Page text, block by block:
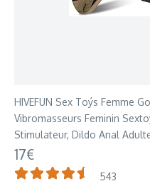
HIVEFUN Sex Toýs Femme
Vibromasseurs Feminin
Stimulateur, Dildo Anal
Stimulation 10 Vibrations
17€
543